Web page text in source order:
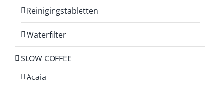
Reinigingstabletten
Waterfilter
SLOW COFFEE
Acaia